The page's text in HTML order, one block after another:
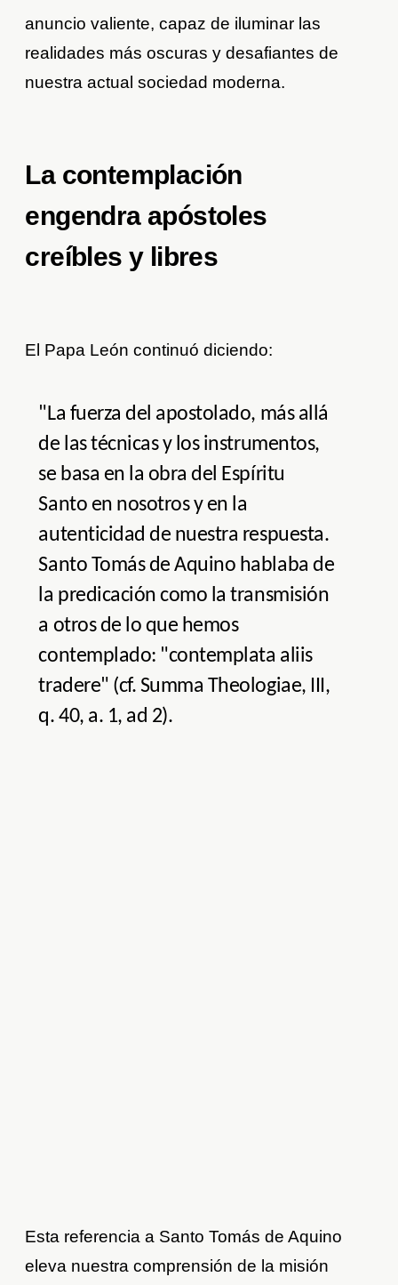
anuncio valiente, capaz de iluminar las
realidades más oscuras y desafiantes de
nuestra actual sociedad moderna.
La contemplación
engendra apóstoles
creíbles y libres
El Papa León continuó diciendo:
"La fuerza del apostolado, más allá
de las técnicas y los instrumentos,
se basa en la obra del Espíritu
Santo en nosotros y en la
autenticidad de nuestra respuesta.
Santo Tomás de Aquino hablaba de
la predicación como la transmisión
a otros de lo que hemos
contemplado: "contemplata aliis
tradere" (cf. Summa Theologiae, III,
q. 40, a. 1, ad 2).
Esta referencia a Santo Tomás de Aquino
eleva nuestra comprensión de la misión